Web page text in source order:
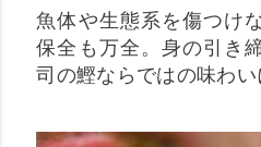
魚体や生態系を傷つけ
保全も万全。身の引き
司の鰹ならではの味わい